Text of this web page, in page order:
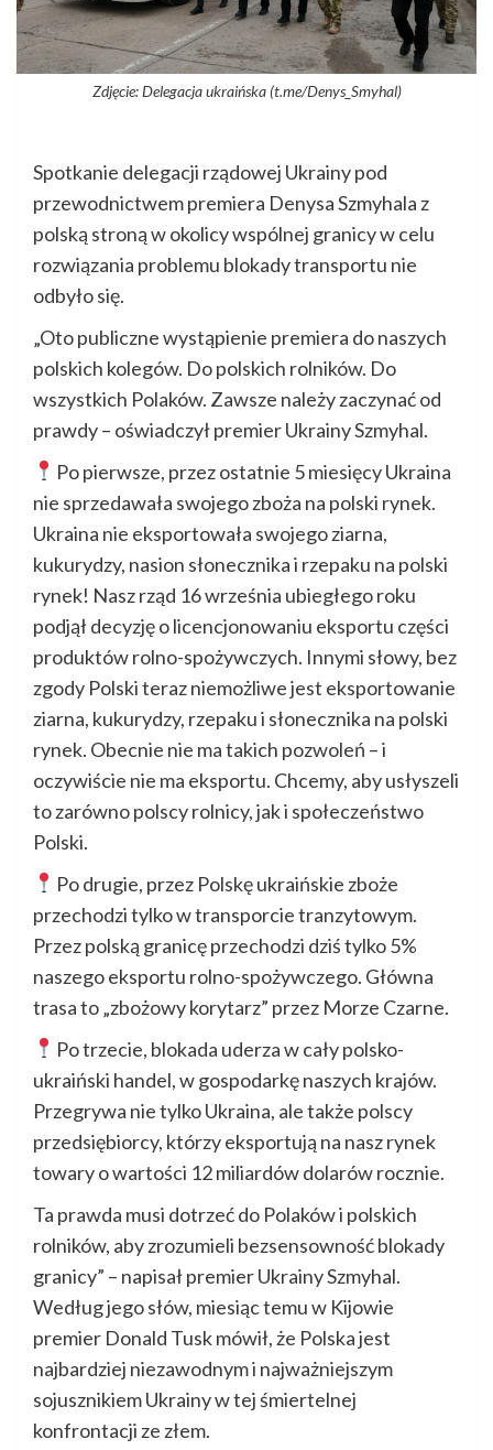
Zdjęcie: Delegacja ukraińska (t.me/Denys_Smyhal)
Spotkanie delegacji rządowej Ukrainy pod
przewodnictwem premiera Denysa Szmyhala z
polską stroną w okolicy wspólnej granicy w celu
rozwiązania problemu blokady transportu nie
odbyło się.
„Oto publiczne wystąpienie premiera do naszych
polskich kolegów. Do polskich rolników. Do
wszystkich Polaków. Zawsze należy zaczynać od
prawdy – oświadczył premier Ukrainy Szmyhal.
Po pierwsze, przez ostatnie 5 miesięcy Ukraina
nie sprzedawała swojego zboża na polski rynek.
Ukraina nie eksportowała swojego ziarna,
kukurydzy, nasion słonecznika i rzepaku na polski
rynek! Nasz rząd 16 września ubiegłego roku
podjął decyzję o licencjonowaniu eksportu części
produktów rolno-spożywczych. Innymi słowy, bez
zgody Polski teraz niemożliwe jest eksportowanie
ziarna, kukurydzy, rzepaku i słonecznika na polski
rynek. Obecnie nie ma takich pozwoleń – i
oczywiście nie ma eksportu. Chcemy, aby usłyszeli
to zarówno polscy rolnicy, jak i społeczeństwo
Polski.
Po drugie, przez Polskę ukraińskie zboże
przechodzi tylko w transporcie tranzytowym.
Przez polską granicę przechodzi dziś tylko 5%
naszego eksportu rolno-spożywczego. Główna
trasa to „zbożowy korytarz” przez Morze Czarne.
Po trzecie, blokada uderza w cały polsko-
ukraiński handel, w gospodarkę naszych krajów.
Przegrywa nie tylko Ukraina, ale także polscy
przedsiębiorcy, którzy eksportują na nasz rynek
towary o wartości 12 miliardów dolarów rocznie.
Ta prawda musi dotrzeć do Polaków i polskich
rolników, aby zrozumieli bezsensowność blokady
granicy” – napisał premier Ukrainy Szmyhal.
Według jego słów, miesiąc temu w Kijowie
premier Donald Tusk mówił, że Polska jest
najbardziej niezawodnym i najważniejszym
sojusznikiem Ukrainy w tej śmiertelnej
konfrontacji ze złem.